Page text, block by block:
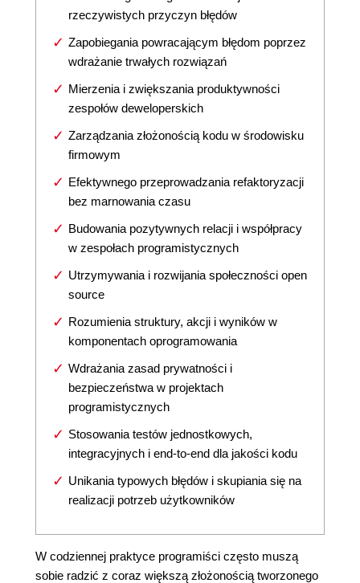
rzeczywistych przyczyn błędów
Zapobiegania powracającym błędom poprzez
wdrażanie trwałych rozwiązań
Mierzenia i zwiększania produktywności
zespołów deweloperskich
Zarządzania złożonością kodu w środowisku
firmowym
Efektywnego przeprowadzania refaktoryzacji
bez marnowania czasu
Budowania pozytywnych relacji i współpracy
w zespołach programistycznych
Utrzymywania i rozwijania społeczności open
source
Rozumienia struktury, akcji i wyników w
komponentach oprogramowania
Wdrażania zasad prywatności i
bezpieczeństwa w projektach
programistycznych
Stosowania testów jednostkowych,
integracyjnych i end-to-end dla jakości kodu
Unikania typowych błędów i skupiania się na
realizacji potrzeb użytkowników
W codziennej praktyce programiści często muszą
sobie radzić z coraz większą złożonością tworzonego